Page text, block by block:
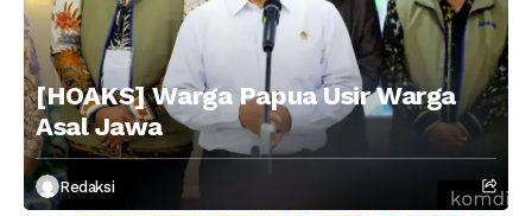
[HOAKS] Warga Papua Usir Warga
Asal Jawa
Redaksi